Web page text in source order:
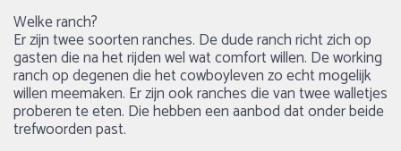
Welke ranch?
Er zijn twee soorten ranches. De dude ranch richt zich op
gasten die na het rijden wel wat comfort willen. De working
ranch op degenen die het cowboyleven zo echt mogelijk
willen meemaken. Er zijn ook ranches die van twee walletjes
proberen te eten. Die hebben een aanbod dat onder beide
trefwoorden past.